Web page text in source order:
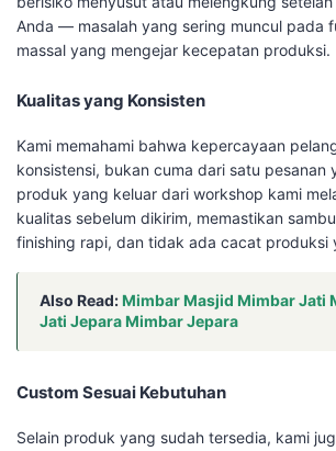
Anda — masalah yang sering muncul pada
massal yang mengejar kecepatan produksi.
Kualitas yang Konsisten
Kami memahami bahwa kepercayaan
konsistensi, bukan cuma dari satu pesanan
produk yang keluar dari workshop kami
kualitas sebelum dikirim, memastikan
finishing rapi, dan tidak ada cacat produksi
Also Read:Mimbar Masjid Mimbar Jati
Jati Jepara Mimbar Jepara
Custom Sesuai Kebutuhan
Selain produk yang sudah tersedia, kami